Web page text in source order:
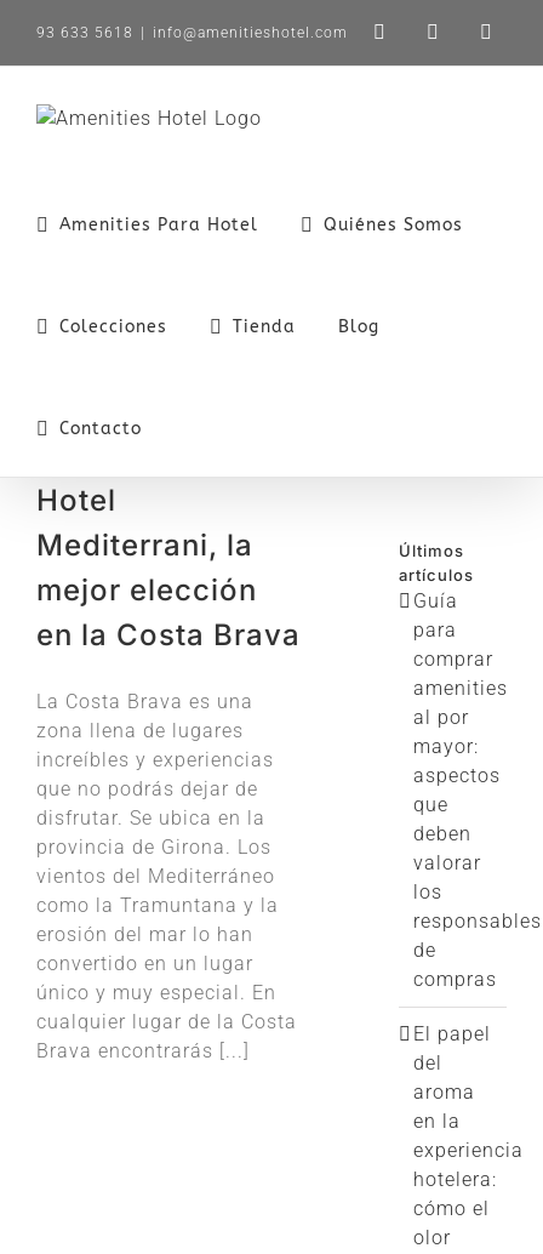
contenido
93 633 5618 info@amenitieshotel.com LinkedIn
X
Amenities Para Hotel Quiénes Somos
Colecciones Tienda Blog
Contacto
Hotel
Mediterrani, la
mejor elección
en la Costa Brava
La Costa Brava es una
zona llena de lugares
increíbles y experiencias
que no podrás dejar de
disfrutar. Se ubica en la
provincia de Girona. Los
vientos del Mediterráneo
como la Tramuntana y la
erosión del mar lo han
convertido en un lugar
único y muy especial. En
cualquier lugar de la Costa
Brava encontrarás [...]
Últimos
artículos
Guía
para
comprar
amenities
al por
mayor:
aspectos
que
deben
valorar
los
responsables
de
compras
El papel
del
aroma
en la
experiencia
hotelera:
cómo el
olor